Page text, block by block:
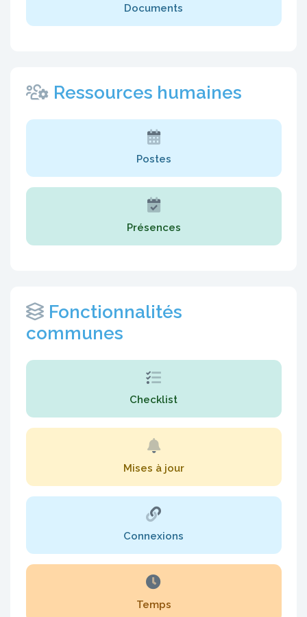
Documents
Ressources humaines
Postes
Présences
Fonctionnalités
communes
Checklist
Mises à jour
Connexions
Temps